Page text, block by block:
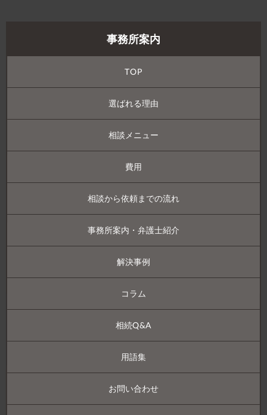
事務所案内
TOP
選ばれる理由
相談メニュー
費用
相談から依頼までの流れ
事務所案内・弁護士紹介
解決事例
コラム
相続Q&A
用語集
お問い合わせ